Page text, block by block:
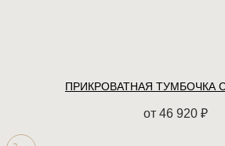
ПРИКРОВАТНАЯ ТУМБОЧКА
от 46 920 ₽